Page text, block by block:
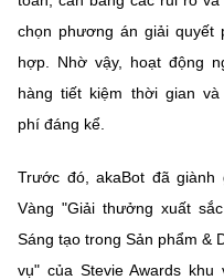
(Ghi rõ nguồn "https://
chọn phương án giải quyết
hợp. Nhờ vậy, hoạt động
hàng tiết kiệm thời gian và
phí đáng kể.
Trước đó, akaBot đã giành
Vàng "Giải thưởng xuất
Sáng tạo trong Sản phẩm &
vụ" của Stevie Awards khu